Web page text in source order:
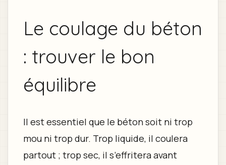
Le coulage du béton
: trouver le bon
équilibre
Il est essentiel que le béton soit ni trop
mou ni trop dur. Trop liquide, il coulera
partout ; trop sec, il s’effritera avant